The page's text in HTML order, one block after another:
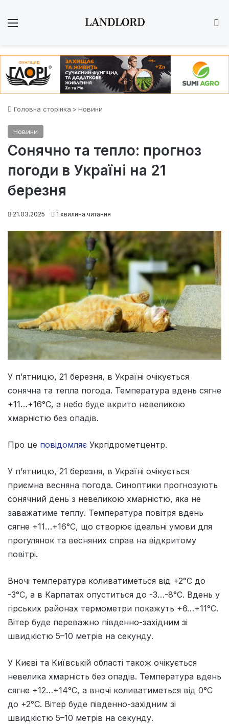
Головна сторінка > Новини
Новини
Сонячно та тепло: прогноз
погоди в Україні на 21
березня
21.03.2025 1 хвилина читання
У п’ятницю, 21 березня, в Україні очікується
сонячна та тепла погода. Температура вдень сягне
+11…+16°C, а небо буде вкрито невеликою
хмарністю без опадів.
Про це повідомляє Укргідрометцентр.
У п’ятницю, 21 березня, в Україні очікується
приємна весняна погода. Синоптики прогнозують
сонячний день з невеликою хмарністю, яка не
заважатиме теплу. Температура повітря вдень
сягне +11…+16°C, що створює ідеальні умови для
прогулянок та весняних справ на відкритому
повітрі.
Вночі температура коливатиметься від +2°C до
-3°C, а в Карпатах опуститься до -3…-8°C. Вдень у
гірських районах термометри покажуть +6…+11°C.
Вітер буде переважно південно-західним зі
швидкістю 5–10 метрів на секунду.
У Києві та Київській області також очікується
невелика хмарність без опадів. Температура вдень
сягне +12…+14°C, а вночі коливатиметься від 0°C
до +2°C. Вітер буде південно-західним зі
швидкістю 5–10 метрів на секунду.